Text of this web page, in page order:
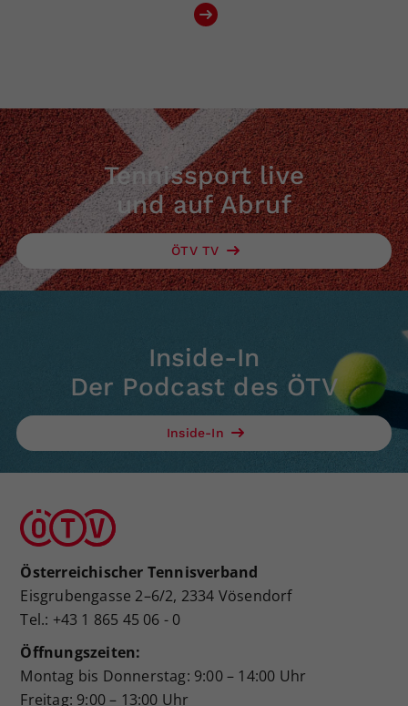
Tennissport live
und auf Abruf
ÖTV TV
Inside-In
Der Podcast des ÖTV
Inside-In
Österreichischer Tennisverband
Eisgrubengasse 2–6/2, 2334 Vösendorf
Tel.: +43 1 865 45 06 - 0
Öffnungszeiten:
Montag bis Donnerstag: 9:00 – 14:00 Uhr
Freitag: 9:00 – 13:00 Uhr